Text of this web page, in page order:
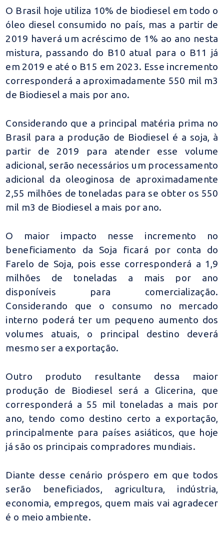
O Brasil hoje utiliza 10% de biodiesel em todo o
óleo diesel consumido no país, mas a partir de
2019 haverá um acréscimo de 1% ao ano nesta
mistura, passando do B10 atual para o B11 já
em 2019 e até o B15 em 2023. Esse incremento
corresponderá a aproximadamente 550 mil m3
de Biodiesel a mais por ano.
Considerando que a principal matéria prima no
Brasil para a produção de Biodiesel é a soja, à
partir de 2019 para atender esse volume
adicional, serão necessários um processamento
adicional da oleoginosa de aproximadamente
2,55 milhões de toneladas para se obter os 550
mil m3 de Biodiesel a mais por ano.
O maior impacto nesse incremento no
beneficiamento da Soja ficará por conta do
Farelo de Soja, pois esse corresponderá a 1,9
milhões de toneladas a mais por ano
disponíveis para comercialização.
Considerando que o consumo no mercado
interno poderá ter um pequeno aumento dos
volumes atuais, o principal destino deverá
mesmo ser a exportação.
Outro produto resultante dessa maior
produção de Biodiesel será a Glicerina, que
corresponderá a 55 mil toneladas a mais por
ano, tendo como destino certo a exportação,
principalmente para países asiáticos, que hoje
já são os principais compradores mundiais.
Diante desse cenário próspero em que todos
serão beneficiados, agricultura, indústria,
economia, empregos, quem mais vai agradecer
é o meio ambiente.